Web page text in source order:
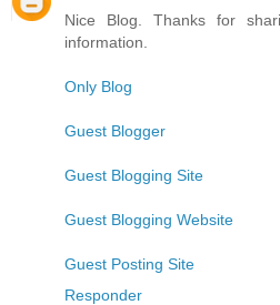
Nice Blog. Thanks for
information.
Only Blog
Guest Blogger
Guest Blogging Site
Guest Blogging Website
Guest Posting Site
Responder